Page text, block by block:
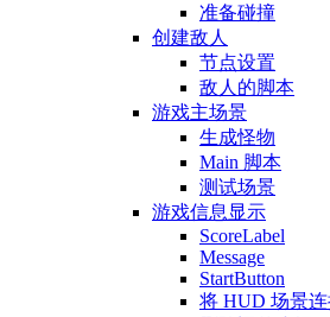
准备碰撞
创建敌人
节点设置
敌人的脚本
游戏主场景
生成怪物
Main 脚本
测试场景
游戏信息显示
ScoreLabel
Message
StartButton
将 HUD 场景